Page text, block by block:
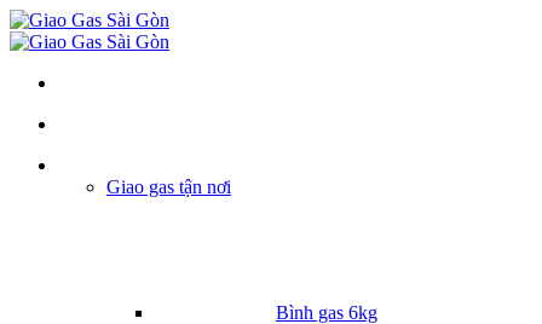
Giao gas tận nơi
Bình gas 6kg